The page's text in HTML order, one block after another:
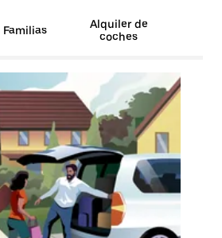
Familias
Alquiler de
coches